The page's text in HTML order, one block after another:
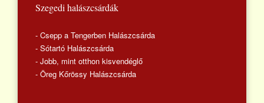
Szegedi halászcsárdák
- Csepp a Tengerben Halászcsárda
- Sótartó Halászcsárda
- Jobb, mint otthon kisvendéglő
- Öreg Kőrössy Halászcsárda